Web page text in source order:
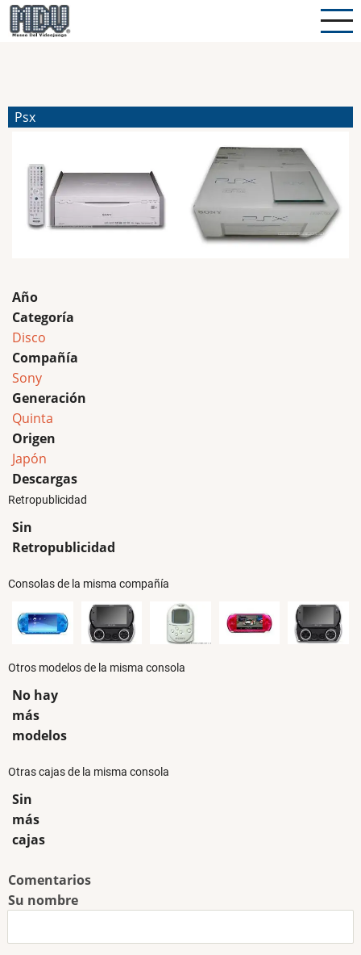
Pasar
al
Psx
Año
Categoría
Disco
Compañía
Sony
Generación
Quinta
Origen
Japón
Descargas
Retropublicidad
Sin
Retropublicidad
Consolas de la misma compañía
Otros modelos de la misma consola
No hay
más
modelos
Otras cajas de la misma consola
Sin
más
cajas
Comentarios
Su nombre